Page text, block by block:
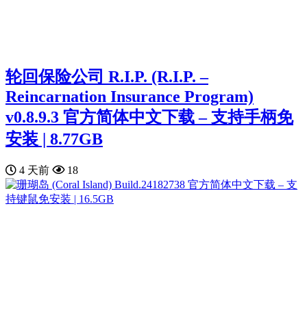
轮回保险公司 R.I.P. (R.I.P. –
Reincarnation Insurance Program)
v0.8.9.3 官方简体中文下载 – 支持手柄免
安装 | 8.77GB
4 天前 18